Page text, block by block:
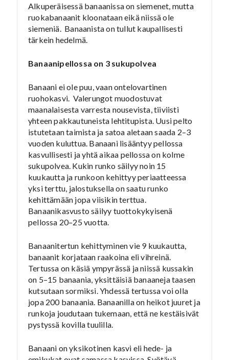
Alkuperäisessä banaanissa on siemenet, mutta
ruokabanaanit kloonataan eikä niissä ole
siemeniä. Banaanista on tullut kaupallisesti
tärkein hedelmä.
Banaanipellossa on 3 sukupolvea
Banaani ei ole puu, vaan ontelovartinen
ruohokasvi. Valerungot muodostuvat
maanalaisesta varresta nousevista, tiiviisti
yhteen pakkautuneista lehtitupista. Uusi pelto
istutetaan taimista ja satoa aletaan saada 2–3
vuoden kuluttua. Banaani lisääntyy pellossa
kasvullisesti ja yhtä aikaa pellossa on kolme
sukupolvea. Kukin runko säilyy noin 15
kuukautta ja runkoon kehittyy periaatteessa
yksi terttu, jalostuksella on saatu runko
kehittämään jopa viisikin terttua.
Banaanikasvusto säilyy tuottokykyisenä
pellossa 20–25 vuotta.
Banaanitertun kehittyminen vie 9 kuukautta,
banaanit korjataan raakoina eli vihreinä.
Tertussa on käsiä ympyrässä ja niissä kussakin
on 5–15 banaania, yksittäisiä banaaneja taasen
kutsutaan sormiksi. Yhdessä tertussa voi olla
jopa 200 banaania. Banaanilla on heikot juuret ja
runkoja joudutaan tukemaan, että ne kestäisivät
pystyssä kovilla tuulilla.
Banaani on yksikotinen kasvi eli hede- ja